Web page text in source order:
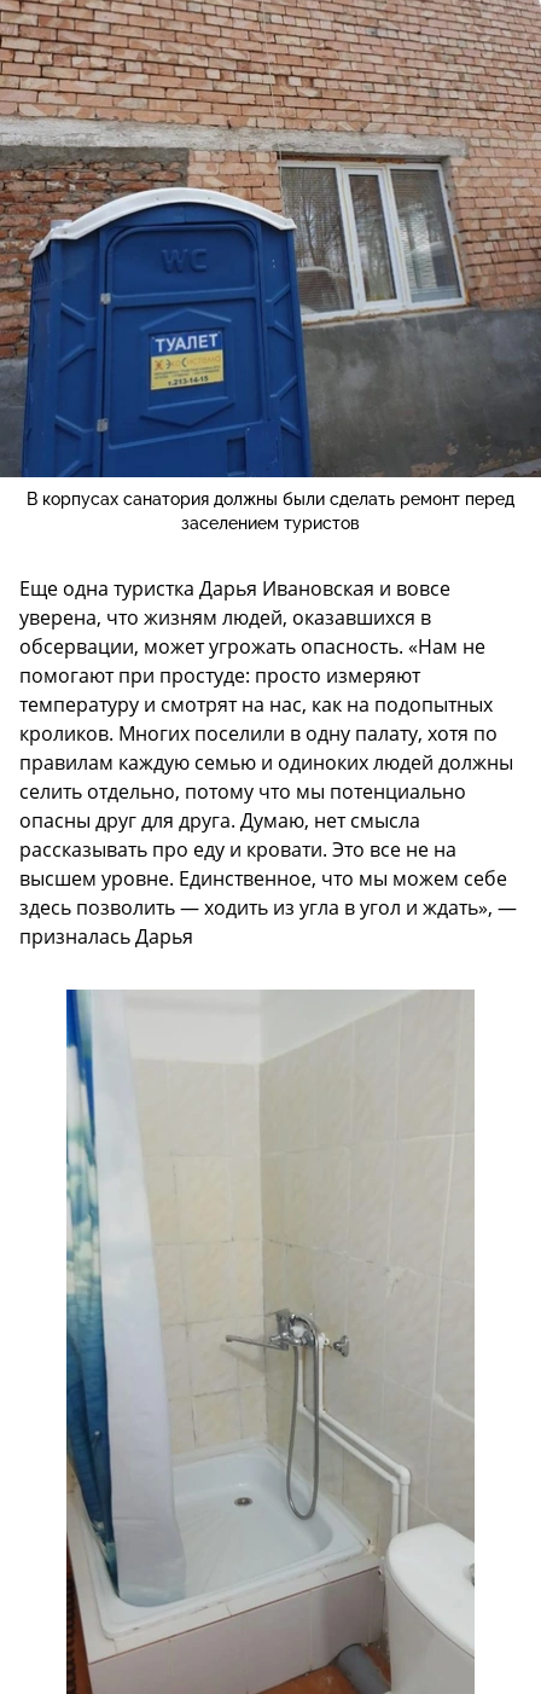
В корпусах санатория должны были сделать ремонт перед
заселением туристов
Еще одна туристка Дарья Ивановская и вовсе
уверена, что жизням людей, оказавшихся в
обсервации, может угрожать опасность. «Нам не
помогают при простуде: просто измеряют
температуру и смотрят на нас, как на подопытных
кроликов. Многих поселили в одну палату, хотя по
правилам каждую семью и одиноких людей должны
селить отдельно, потому что мы потенциально
опасны друг для друга. Думаю, нет смысла
рассказывать про еду и кровати. Это все не на
высшем уровне. Единственное, что мы можем себе
здесь позволить — ходить из угла в угол и ждать», —
призналась Дарья